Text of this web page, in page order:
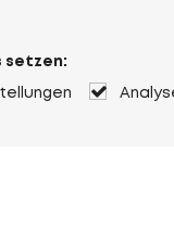
setzen: